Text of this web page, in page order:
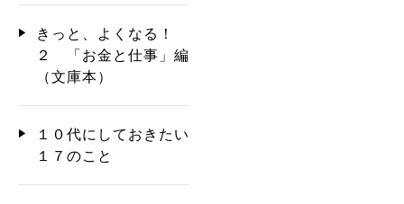
きっと、よくなる！
２ 「お金と仕事」編
（文庫本）
１０代にしておきたい
１７のこと